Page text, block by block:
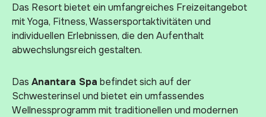
Das Resort bietet ein umfangreiches Freizeitangebot
mit Yoga, Fitness, Wassersportaktivitäten und
individuellen Erlebnissen, die den Aufenthalt
abwechslungsreich gestalten.
Das Anantara Spa befindet sich auf der
Schwesterinsel und bietet ein umfassendes
Wellnessprogramm mit traditionellen und modernen